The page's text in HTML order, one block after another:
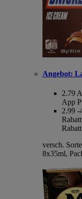
Angebot:
2.79
App
2.99 -
versch.
8x35ml,